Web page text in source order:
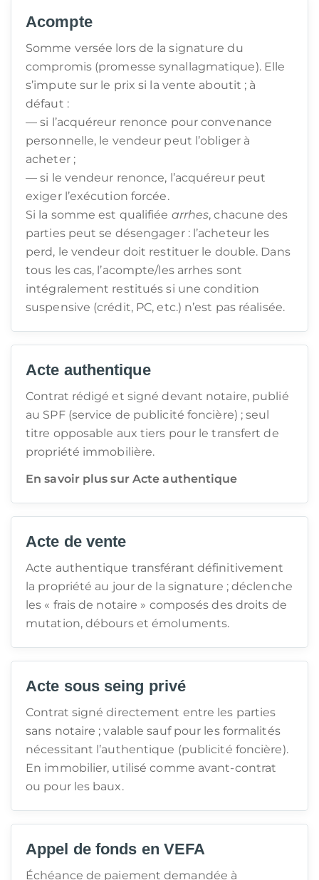
Acompte
Somme versée lors de la signature du
compromis (promesse synallagmatique). Elle
s’impute sur le prix si la vente aboutit ; à
défaut :
— si l’acquéreur renonce pour convenance
personnelle, le vendeur peut l’obliger à
acheter ;
— si le vendeur renonce, l’acquéreur peut
exiger l’exécution forcée.
Si la somme est qualifiée arrhes, chacune des
parties peut se désengager : l’acheteur les
perd, le vendeur doit restituer le double. Dans
tous les cas, l’acompte/les arrhes sont
intégralement restitués si une condition
suspensive (crédit, PC, etc.) n’est pas réalisée.
Acte authentique
Contrat rédigé et signé devant notaire, publié
au SPF (service de publicité foncière) ; seul
titre opposable aux tiers pour le transfert de
propriété immobilière.
En savoir plus sur Acte authentique
Acte de vente
Acte authentique transférant définitivement
la propriété au jour de la signature ; déclenche
les « frais de notaire » composés des droits de
mutation, débours et émoluments.
Acte sous seing privé
Contrat signé directement entre les parties
sans notaire ; valable sauf pour les formalités
nécessitant l’authentique (publicité foncière).
En immobilier, utilisé comme avant-contrat
ou pour les baux.
Appel de fonds en VEFA
Échéance de paiement demandée à